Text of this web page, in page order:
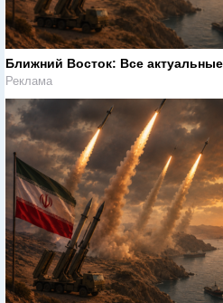
Ближний Восток: Все
Реклама